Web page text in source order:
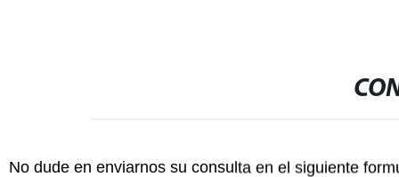
No dude en enviarnos su consulta en el siguiente